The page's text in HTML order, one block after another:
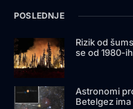
POSLEDNJE
Rizik od
se od 1980-ih
Astronomi
Betelgez